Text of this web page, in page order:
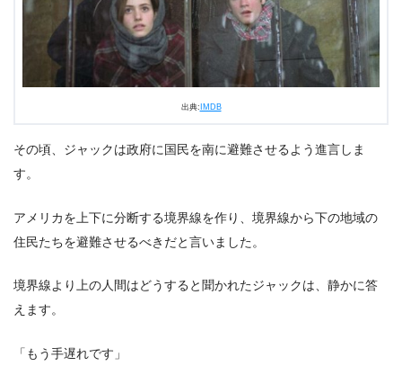
出典: IMDB
その頃、ジャックは政府に国民を南に避難させるよう進言しま
す。
アメリカを上下に分断する境界線を作り、境界線から下の地域の
住民たちを避難させるべきだと言いました。
境界線より上の人間はどうすると聞かれたジャックは、静かに答
えます。
「もう手遅れです」